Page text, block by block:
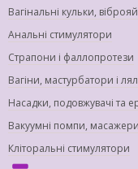
Вагінальні кульки,
Анальні стимулятори
Страпони і фаллопротези
Вагіни, мастурбатори і
Насадки, подовжувачі та
Вакуумні помпи,
Кліторальні стимулятори